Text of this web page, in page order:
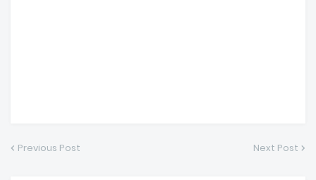
Previous Post Next Post